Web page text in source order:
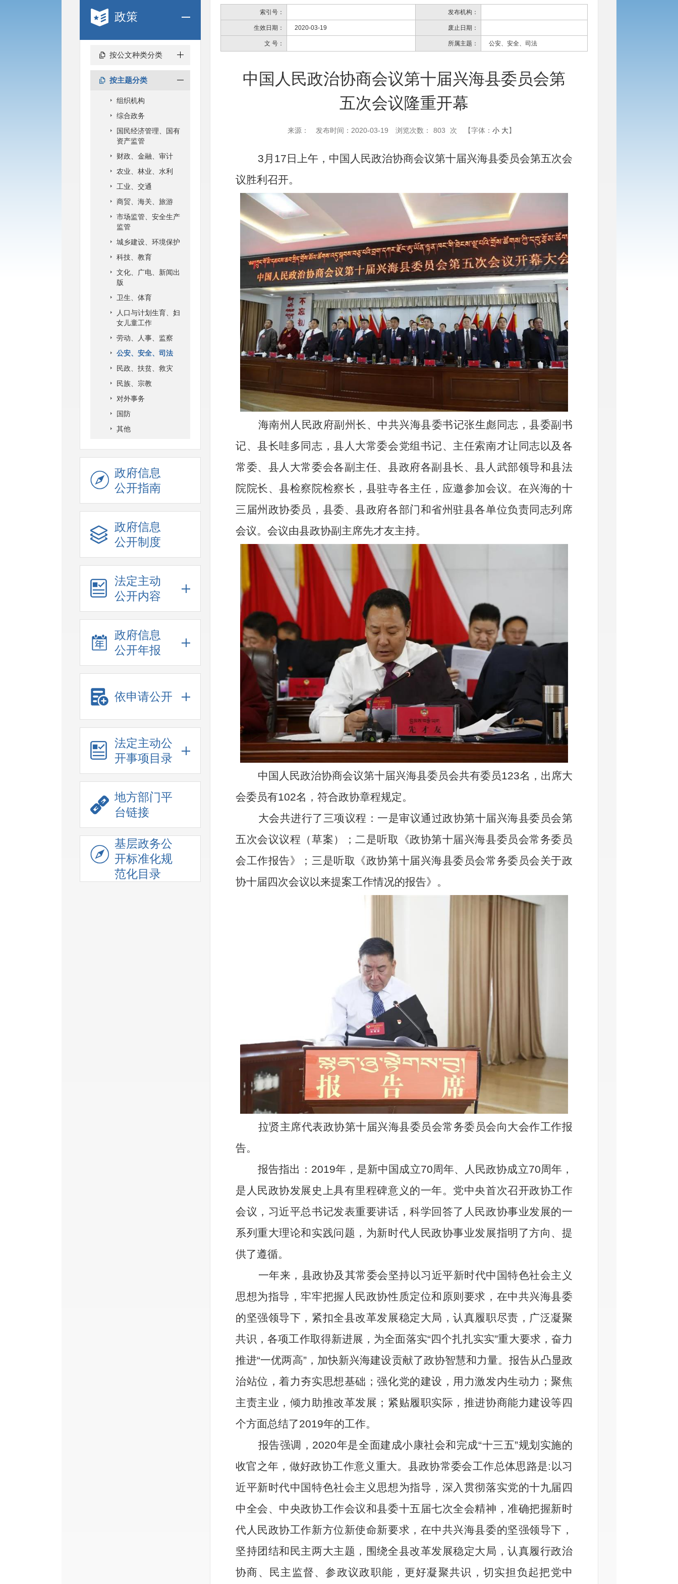
政策
按公文种类分类
按主题分类
组织机构
综合政务
国民经济管理、国有
资产监管
财政、金融、审计
农业、林业、水利
工业、交通
商贸、海关、旅游
市场监管、安全生产
监管
城乡建设、环境保护
科技、教育
文化、广电、新闻出
版
卫生、体育
人口与计划生育、妇
女儿童工作
劳动、人事、监察
公安、安全、司法
民政、扶贫、救灾
民族、宗教
对外事务
国防
其他
政府信息
公开指南
政府信息
公开制度
法定主动
公开内容
政府信息
公开年报
依申请公开
法定主动公
开事项目录
地方部门平
台链接
基层政务公
开标准化规
范化目录
索引号： 发布机构：
生效日期： 2020-03-19 废止日期：
文 号： 所属主题： 公安、安全、司法
中国人民政治协商会议第十届兴海县委员会第
五次会议隆重开幕
来源： 发布时间：2020-03-19 浏览次数： 803 次 【字体： 小 大】
3月 17 日上午，中国人民政治协商会议第十届兴海县委员会第五次会
议胜利召开。
海南州人民政府副州长、中共兴海县委书记张生彪同志，县委副书
记、县长哇多同志，县人大常委会党组书记、主任索南才让同志以及各
常委、县人大常委会各副主任、县政府各副县长、县人武部领导和县法
院院长、县检察院检察长，县驻寺各主任，应邀参加会议。在兴海的十
三届州政协委员，县委、县政府各部门和省州驻县各单位负责同志列席
会议。会议由县政协副主席先才友主持。
中国人民政治协商会议第十届兴海县委员会共有委员123名，出席大
会委员有102名，符合政协章程规定。
大会共进行了三项议程：一是审议通过政协第十届兴海县委员会第
五次会议议程（草案）；二是听取《政协第十届兴海县委员会常务委员
会工作报告》；三是听取《政协第十届兴海县委员会常务委员会关于政
协十届四次会议以来提案工作情况的报告》。
拉贤主席代表政协第十届兴海县委员会常务委员会向大会作工作报
告。
报告指出： 2019年，是新中国成立70周年、人民政协成立70周年，
是人民政协发展史上具有里程碑意义的一年。党中央首次召开政协工作
会议，习近平总书记发表重要讲话，科学回答了人民政协事业发展的一
系列重大理论和实践问题，为新时代人民政协事业发展指明了方向、提
供了遵循。
一年来，县政协及其常委会坚持以习近平新时代中国特色社会主义
思想为指导，牢牢把握人民政协性质定位和原则要求，在中共兴海县委
的坚强领导下，紧扣全县改革发展稳定大局，认真履职尽责，广泛凝聚
共识，各项工作取得新进展，为全面落实“四个扎扎实实”重大要求，奋力
推进“一优两高”，加快新兴海建设贡献了政协智慧和力量。报告从凸显政
治站位，着力夯实思想基础；强化党的建设，用力激发内生动力；聚焦
主责主业，倾力助推改革发展；紧贴履职实际，推进协商能力建设等四
个方面总结了2019年的工作。
报告强调， 2020年是全面建成小康社会和完成“十三五”规划实施的
收官之年，做好政协工作意义重大。县政协常委会工作总体思路是: 以习
近平新时代中国特色社会主义思想为指导，深入贯彻落实党的十九届四
中全会、中央政协工作会议和县委十五届七次全会精神，准确把握新时
代人民政协工作新方位新使命新要求，在中共兴海县委的坚强领导下，
坚持团结和民主两大主题，围绕全县改革发展稳定大局，认真履行政治
协商、民主监督、参政议政职能，更好凝聚共识，切实担负起把党中